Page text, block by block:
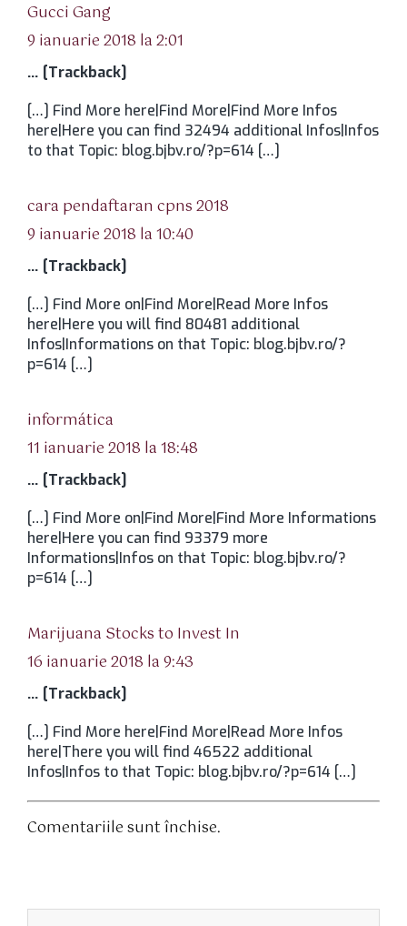
Gucci Gang
9 ianuarie 2018 la 2:01
… [Trackback]
[…] Find More here|Find More|Find More Infos
here|Here you can find 32494 additional Infos|Infos
to that Topic: blog.bjbv.ro/?p=614 […]
cara pendaftaran cpns 2018
9 ianuarie 2018 la 10:40
… [Trackback]
[…] Find More on|Find More|Read More Infos
here|Here you will find 80481 additional
Infos|Informations on that Topic: blog.bjbv.ro/?
p=614 […]
informática
11 ianuarie 2018 la 18:48
… [Trackback]
[…] Find More on|Find More|Find More Informations
here|Here you can find 93379 more
Informations|Infos on that Topic: blog.bjbv.ro/?
p=614 […]
Marijuana Stocks to Invest In
16 ianuarie 2018 la 9:43
… [Trackback]
[…] Find More here|Find More|Read More Infos
here|There you will find 46522 additional
Infos|Infos to that Topic: blog.bjbv.ro/?p=614 […]
Comentariile sunt închise.